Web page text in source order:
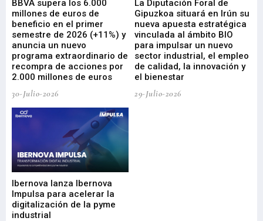
BBVA supera los 6.000
millones de euros de
beneficio en el primer
semestre de 2026 (+11%) y
anuncia un nuevo
programa extraordinario de
recompra de acciones por
2.000 millones de euros
30-Julio-2026
La Diputación Foral de
Gipuzkoa situará en Irún su
nueva apuesta estratégica
vinculada al ámbito BIO
para impulsar un nuevo
sector industrial, el empleo
de calidad, la innovación y
el bienestar
29-Julio-2026
Ibernova lanza Ibernova
Impulsa para acelerar la
digitalización de la pyme
industrial